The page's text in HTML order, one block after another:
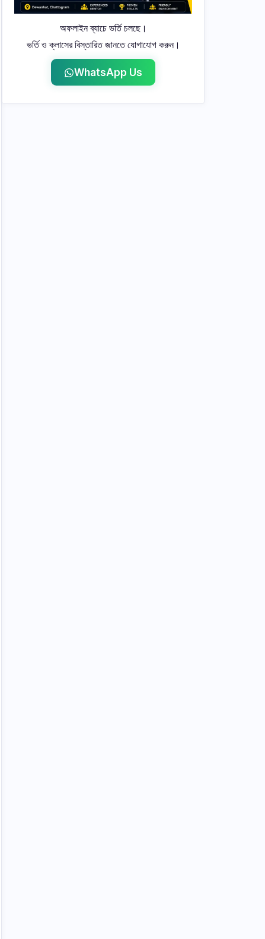
অফলাইন ব্যাচে ভর্তি চলছে।
ভর্তি ও ক্লাসের বিস্তারিত জানতে যোগাযোগ করুন।
WhatsApp Us